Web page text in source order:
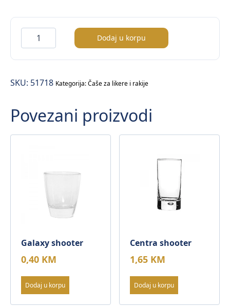
Timeless
čaša
na
–
količina
Dodaj u korpu
SKU: 51718 Kategorija:Čaše za likere i rakije
Povezani proizvodi
Galaxy shooter
0,40 KM
Dodaj u korpu
Centra shooter
1,65 KM
Dodaj u korpu